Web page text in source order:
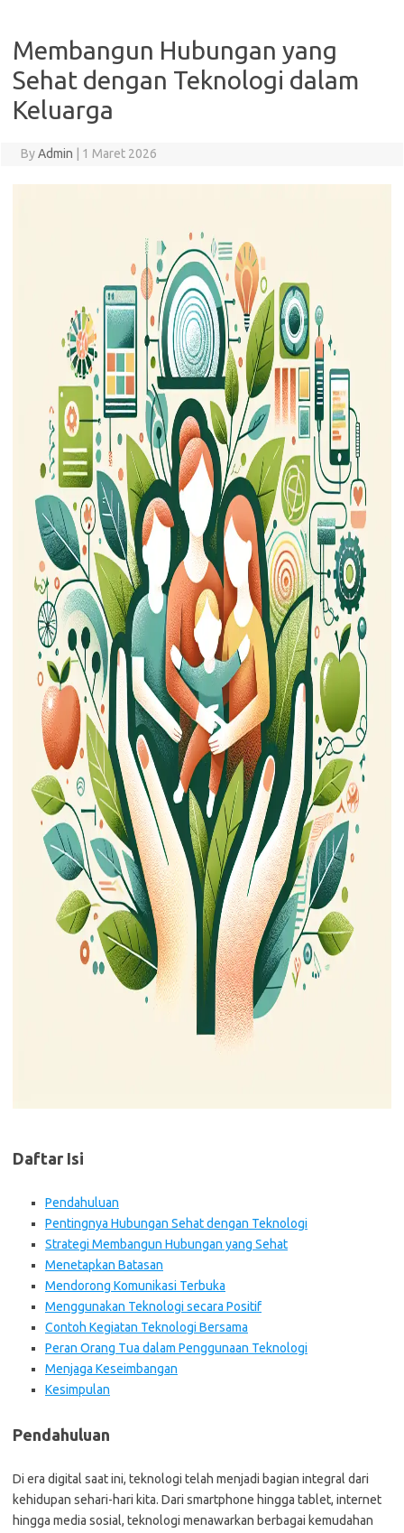
Membangun Hubungan yang
Sehat dengan Teknologi dalam
Keluarga
ByAdmin 1 Maret 2026
Daftar Isi
Pendahuluan
Pentingnya Hubungan Sehat dengan Teknologi
Strategi Membangun Hubungan yang Sehat
Menetapkan Batasan
Mendorong Komunikasi Terbuka
Menggunakan Teknologi secara Positif
Contoh Kegiatan Teknologi Bersama
Peran Orang Tua dalam Penggunaan Teknologi
Menjaga Keseimbangan
Kesimpulan
Pendahuluan
Di era digital saat ini, teknologi telah menjadi bagian integral dari
kehidupan sehari-hari kita. Dari smartphone hingga tablet, internet
hingga media sosial, teknologi menawarkan berbagai kemudahan